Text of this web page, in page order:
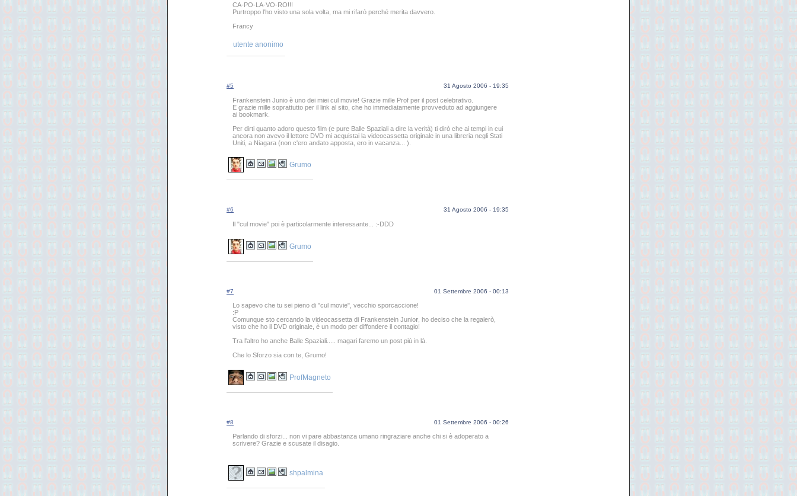
CA-PO-LA-VO-RO!!!
Purtroppo l'ho visto una sola volta, ma mi rifarò perché merita davvero.
Francy
utente anonimo
#5 31 Agosto 2006 - 19:35
Frankenstein Junio è uno dei miei cul movie! Grazie mille Prof per il post celebrativo.
E grazie mille soprattutto per il link al sito, che ho immediatamente provveduto ad aggiungere
ai bookmark.
Per dirti quanto adoro questo film (e pure Balle Spaziali a dire la verità) ti dirò che ai tempi in cui
ancora non avevo il lettore DVD mi acquistai la videocassetta originale in una libreria negli Stati
Uniti, a Niagara (non c'ero andato apposta, ero in vacanza... ).
Grumo
#6 31 Agosto 2006 - 19:35
Il "cul movie" poi è particolarmente interessante... :-DDD
Grumo
#7 01 Settembre 2006 - 00:13
Lo sapevo che tu sei pieno di "cul movie", vecchio sporcaccione!
:P
Comunque sto cercando la videocassetta di Frankenstein Junior , ho deciso che la regalerò,
visto che ho il DVD originale, è un modo per diffondere il contagio!
Tra l'altro ho anche Balle Spaziali..... magari faremo un post più in là.
Che lo Sforzo sia con te, Grumo!
ProfMagneto
#8 01 Settembre 2006 - 00:26
Parlando di sforzi... non vi pare abbastanza umano ringraziare anche chi si è adoperato a
scrivere? Grazie e scusate il disagio.
shpalmina